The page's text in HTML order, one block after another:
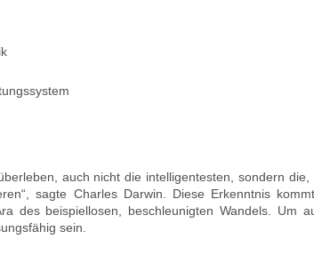
auch nicht die intelligentesten, sondern
sagte Charles Darwin. Diese Erkenntnis
des beispiellosen, beschleunigten Wandels. Um
sein.